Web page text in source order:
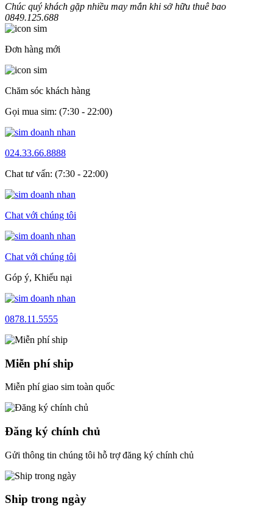
Chúc quý khách gặp nhiều may mắn khi sở hữu thuê bao
0849.125.688
Đơn hàng mới
Chăm sóc khách hàng
Gọi mua sim: (7:30 - 22:00)
024.33.66.8888
Chat tư vấn: (7:30 - 22:00)
Chat với chúng tôi
Chat với chúng tôi
Góp ý, Khiếu nại
0878.11.5555
Miễn phí ship
Miễn phí giao sim toàn quốc
Đăng ký chính chủ
Gửi thông tin chúng tôi hỗ trợ đăng ký chính chủ
Ship trong ngày